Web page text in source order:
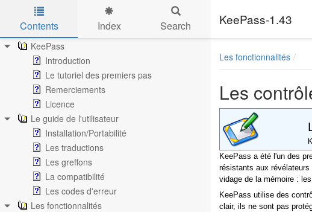
Skip to main content
KeePass-1.43
Contents Index Search
KeePass
Introduction
Le tutoriel des premiers pas
Remerciements
Licence
Le guide de l'utilisateur
Installation/Portabilité
Les traductions
Les greffons
La compatibilité
Les codes d'erreur
Les fonctionnalités
Les fonctionnalités
Les
KeePass a été l'un des
résistants aux
vidage de la mémoire :
KeePass utilise des
clair, ils ne sont pas